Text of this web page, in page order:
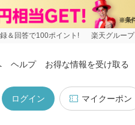
＆回答で100ポイント! 楽天グループ
ヘルプ お得な情報を受け取る
マイクーポン
ログイン